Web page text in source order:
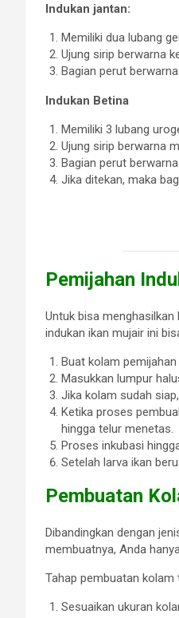
Indukan jantan:
Memiliki dua lubang
Ujung sirip berwarna
Bagian perut
Indukan Betina
Memiliki 3 lubang
Ujung sirip berwarna
Bagian perut
Jika ditekan, maka
Pemijahan
Untuk bisa menghasilkan
indukan ikan mujair ini
Buat kolam
Masukkan lumpur
Jika kolam sudah
Ketika proses
hingga telur menetas.
Proses inkubasi
Setelah larva ikan
Pembuatan
Dibandingkan dengan
membuatnya, Anda
Tahap pembuatan kolam
Sesuaikan ukuran